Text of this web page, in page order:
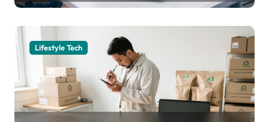
Lifestyle Tech